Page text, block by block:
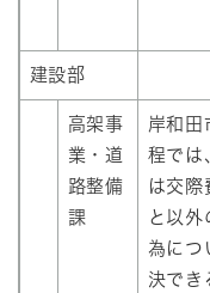
建設部
高架事
業・道
路整備
課
岸和田
程では
は交際
と以外
為につ
決でき